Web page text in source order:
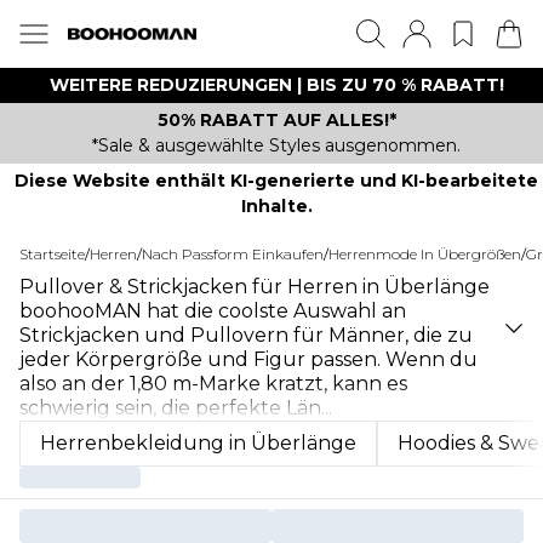
WEITERE REDUZIERUNGEN | BIS ZU 70 % RABATT!
50% RABATT AUF ALLES!*
*Sale & ausgewählte Styles ausgenommen.
Diese Website enthält KI-generierte und KI-bearbeitete
Inhalte.
Startseite/Herren/Nach Passform Einkaufen/Herrenmode In Übergrößen/
Pullover & Strickjacken für Herren in Überlänge
boohooMAN hat die coolste Auswahl an
Strickjacken und Pullovern für Männer, die zu
jeder Körpergröße und Figur passen. Wenn du
also an der 1,80 m-Marke kratzt, kann es
schwierig sein, die perfekte Län...
Herrenbekleidung in Überlänge
Hoodies &